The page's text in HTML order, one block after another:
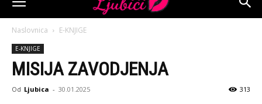
Naslovnica E-KNJIGE
E-KNJIGE
MISIJA ZAVODJENJA
Od Ljubica - 30.01.2025 313